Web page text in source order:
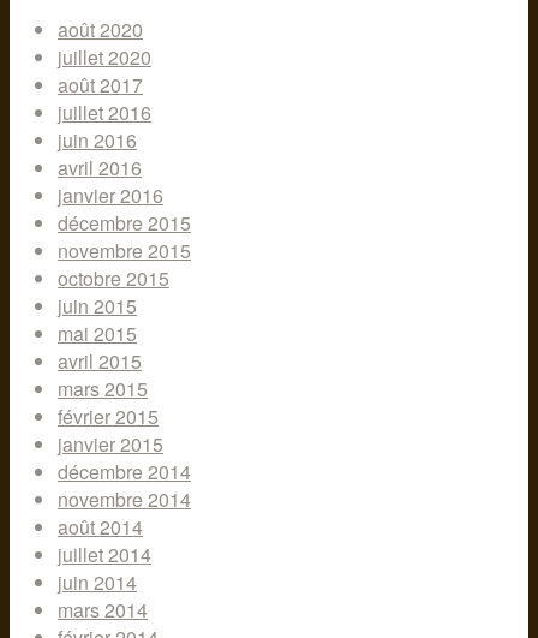
août 2020
juillet 2020
août 2017
juillet 2016
juin 2016
avril 2016
janvier 2016
décembre 2015
novembre 2015
octobre 2015
juin 2015
mai 2015
avril 2015
mars 2015
février 2015
janvier 2015
décembre 2014
novembre 2014
août 2014
juillet 2014
juin 2014
mars 2014